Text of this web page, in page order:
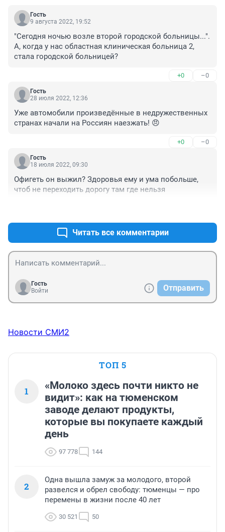
Гость
9 августа 2022, 19:52
"Сегодня ночью возле второй городской больницы...".
А, когда у нас областная клиническая больница 2,
стала городской больницей?
+0 –0
Гость
28 июля 2022, 12:36
Уже автомобили произведённые в недружественных
странах начали на Россиян наезжать! 😠
+0 –0
Гость
18 июля 2022, 09:30
Офигеть он выжил? Здоровья ему и ума побольше,
чтоб не переходить дорогу там где нельзя
Читать все комментарии
Гость
Войти
Отправить
Новости СМИ2
ТОП 5
1
«Молоко здесь почти никто не
видит»: как на тюменском
заводе делают продукты,
которые вы покупаете каждый
день
97 778 144
2
Одна вышла замуж за молодого, второй
развелся и обрел свободу: тюменцы — про
перемены в жизни после 40 лет
30 521 50